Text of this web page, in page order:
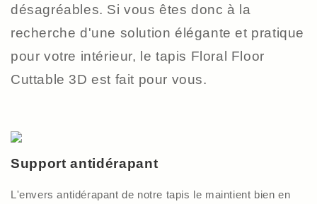
désagréables. Si vous êtes donc à la
recherche d'une solution élégante et pratique
pour votre intérieur, le tapis Floral Floor
Cuttable 3D est fait pour vous.
Support antidérapant
L'envers antidérapant de notre tapis le maintient bien en